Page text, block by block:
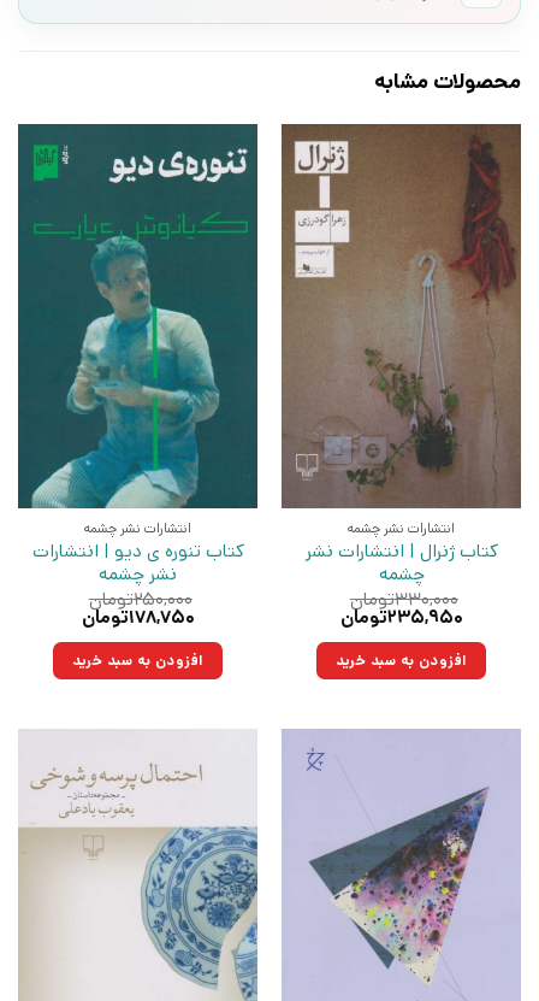
محصولات مشابه
انتشارات نشر چشمه
کتاب ژنرال | انتشارات نشر
چشمه
۳۳۰,۰۰۰تومان
قیمت
۳۳۰,۰۰۰تومان
بود.
۲۳۵,۹۵۰تومان
۲۳۵,۹۵۰تومان.افزودن به سبد خرید
انتشارات نشر چشمه
کتاب تنوره ی دیو | انتشارات
نشر چشمه
۲۵۰,۰۰۰تومان
قیمت
۲۵۰,۰۰۰تومان
بود.
۱۷۸,۷۵۰تومان
۱۷۸,۷۵۰تومان.افزودن به سبد خرید